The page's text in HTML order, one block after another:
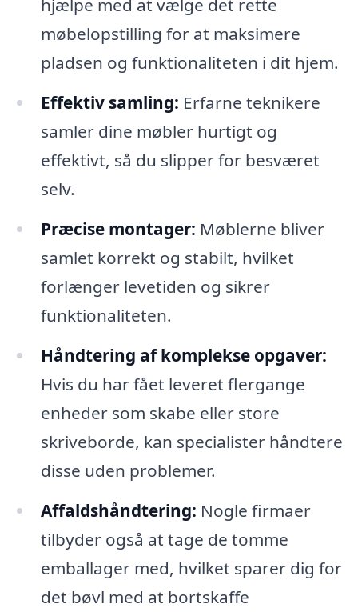
hjælpe med at vælge det rette
møbelopstilling for at maksimere
pladsen og funktionaliteten i dit hjem.
Effektiv samling: Erfarne teknikere
samler dine møbler hurtigt og
effektivt, så du slipper for besværet
selv.
Præcise montager: Møblerne bliver
samlet korrekt og stabilt, hvilket
forlænger levetiden og sikrer
funktionaliteten.
Håndtering af komplekse opgaver:
Hvis du har fået leveret flergange
enheder som skabe eller store
skriveborde, kan specialister håndtere
disse uden problemer.
Affaldshåndtering: Nogle firmaer
tilbyder også at tage de tomme
emballager med, hvilket sparer dig for
det bøvl med at bortskaffe